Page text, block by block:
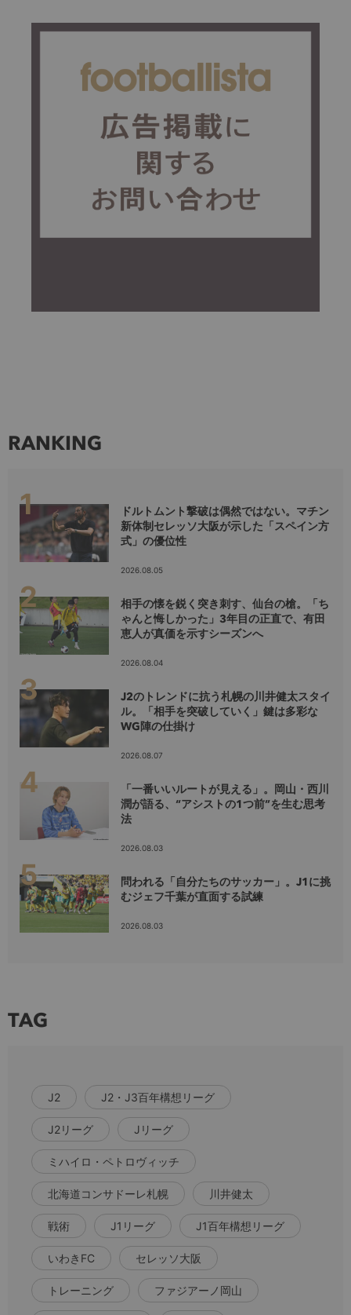
RANKING
ドルトムント撃破は偶然ではない。マチン
新体制セレッソ大阪が示した「スペイン方
式」の優位性
2026.08.05
相手の懐を鋭く突き刺す、仙台の槍。「ち
ゃんと悔しかった」3年目の正直で、有田
恵人が真価を示すシーズンへ
2026.08.04
J2のトレンドに抗う札幌の川井健太スタイ
ル。「相手を突破していく」鍵は多彩な
WG陣の仕掛け
2026.08.07
「一番いいルートが見える」。岡山・西川
潤が語る、“アシストの1つ前”を生む思考
法
2026.08.03
問われる「自分たちのサッカー」。J1に挑
むジェフ千葉が直面する試練
2026.08.03
TAG
J2 J2・J3百年構想リーグ
J2リーグ Jリーグ
ミハイロ・ペトロヴィッチ
北海道コンサドーレ札幌 川井健太
戦術 J1リーグ J1百年構想リーグ
いわきFC セレッソ大阪
トレーニング ファジアーノ岡山